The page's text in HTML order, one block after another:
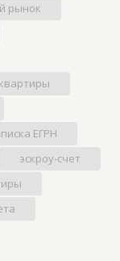
рынок
ЕГРН
эскроу-счет